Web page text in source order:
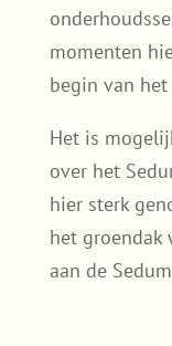
momenten
begin van het
Het is
over het
hier sterk
het groendak
aan de